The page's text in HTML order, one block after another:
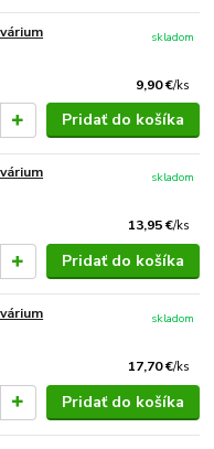
9,90 €/ks
skladom
Pridať do košíka
13,95 €/ks
skladom
Pridať do košíka
17,70 €/ks
skladom
Pridať do košíka